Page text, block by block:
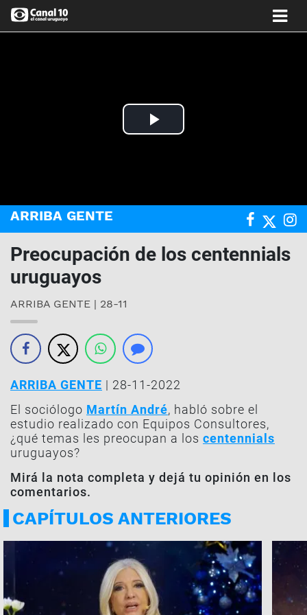
Play
ARRIBA GENTE
Preocupación de los centennials
uruguayos
ARRIBA GENTE | 28-11
ARRIBA GENTE | 28-11-2022
El sociólogo Martín André, habló sobre el
estudio realizado con Equipos Consultores,
¿qué temas les preocupan a los centennials
uruguayos?
Mirá la nota completa y dejá tu opinión en los
comentarios.
CAPÍTULOS ANTERIORES